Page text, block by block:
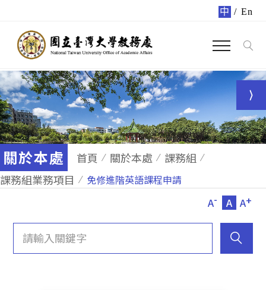
中 / En
關於本處 首頁 關於本處
課務組
課務組業務項目
免修進階英語課程申請
A- A A+